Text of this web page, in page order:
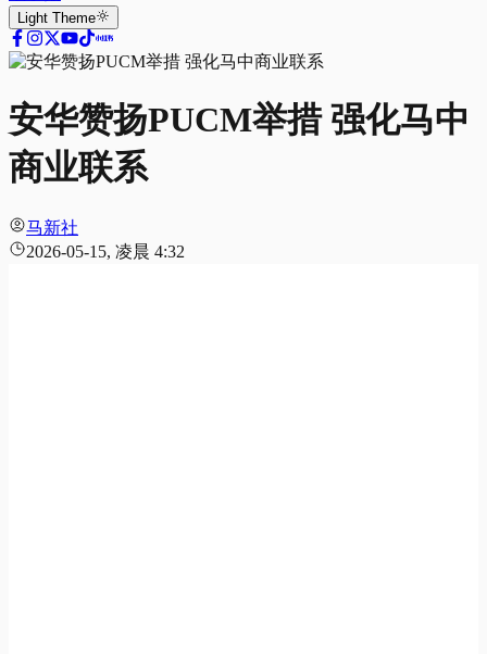
Light Theme
安华赞扬PUCM举措 强化马中
商业联系
马新社
2026-05-15, 凌晨 4:32